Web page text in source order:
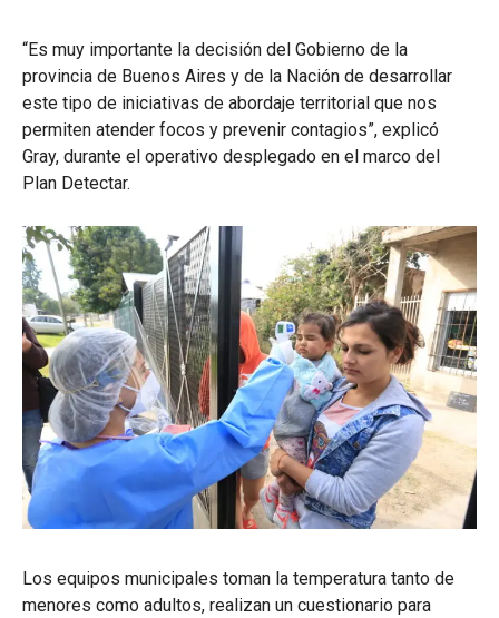
“Es muy importante la decisión del Gobierno de la
provincia de Buenos Aires y de la Nación de desarrollar
este tipo de iniciativas de abordaje territorial que nos
permiten atender focos y prevenir contagios”, explicó
Gray, durante el operativo desplegado en el marco del
Plan Detectar.
Los equipos municipales toman la temperatura tanto de
menores como adultos, realizan un cuestionario para